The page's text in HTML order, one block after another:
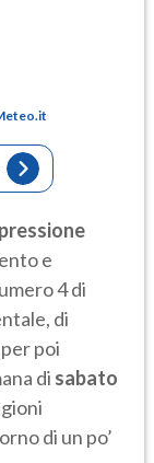
e
4 di
di
poi
di sabato
di un po’